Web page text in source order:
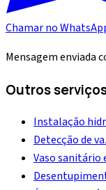
Chamar no
Mensagem enviada
Outros
Instalação
Detecção de
Vaso sanitário